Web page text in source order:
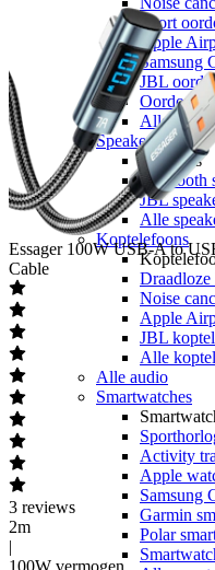
Sport
Apple
Samsung
JBL
Oordopjes
Alle
Speakers
Speakers
Bluetooth
JBL
Alle
Koptelefoons
Noise
Apple
JBL
Alle
Alle audio
Smartwatches
Activity
Apple
Samsung
Garmin
Polar
Essager 100W USB-A to
Cable
3 reviews
2m
|
100W vermogen